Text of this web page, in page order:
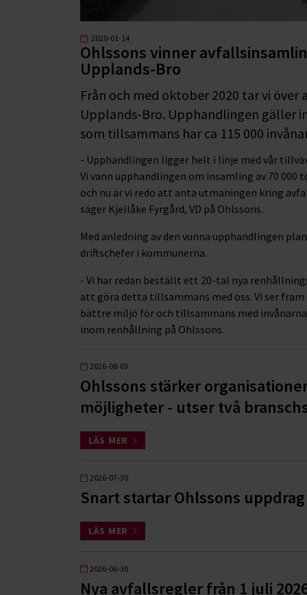
2020-01-14
Ohlssons vinner
Upplands-Bro
Från och med oktober 2020 tar vi
Upplands-Bro. Upphandlingen gäller
som tillsammans har ca 115 000
- Upphandlingen ligger helt i linje med vår
Vi vann upphandlingen om insamling av 70 000
och nu är vi redo att anta utmaningen kring
säger Kjellåke Fyrgård, VD på Ohlssons.
Med anledning av den vunna upphandlingen
driftschefer i kommunerna.
- Vi har redan beställt ett 20-tal nya
att göra detta tillsammans med oss. Vi ser
bättre miljö för och tillsammans med
inom renhållning på Ohlssons.
2026-08-03
Ohlssons stärker
möjligheter - utser två
LÄS MER
2026-07-30
Snart startar Ohlssons
LÄS MER
2026-06-30
Nya avfallsregler från 1 juli